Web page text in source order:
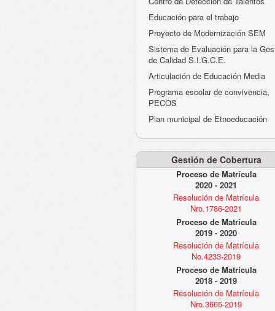
Educación para el trabajo
Proyecto de Modernización SEM
Sistema de Evaluación para la
de Calidad S.I.G.C.E.
Articulación de Educación Media
Programa escolar de convivencia,
PECOS
Plan municipal de Etnoeducación
Gestión de Cobertura
Proceso de Matrícula
2020 - 2021
Resolución de Matrícula
Nro.1786-2021
Proceso de Matrícula
2019 - 2020
Resolución de Matrícula
No.4233-2019
Proceso de Matrícula
2018 - 2019
Resolución de Matrícula
Nro.3665-2019